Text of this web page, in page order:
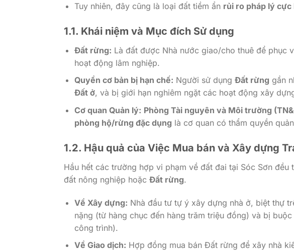
Tuy nhiên, đây cũng là loại đất tiềm ẩn rủi ro pháp lý cực
1.1. Khái niệm và Mục đích Sử dụng
Đất rừng: Là đất được Nhà nước giao/cho thuê để phục
hoạt động lâm nghiệp.
Quyền cơ bản bị hạn chế: Người sử dụng Đất rừng gần
Đất ở, và bị giới hạn nghiêm ngặt các hoạt động xây
Cơ quan Quản lý: Phòng Tài nguyên và Môi trường
phòng hộ/rừng đặc dụng là cơ quan có thẩm quyền
1.2. Hậu quả của Việc Mua bán và Xây dựng
Hầu hết các trường hợp vi phạm về đất đai tại Sóc Sơn đều
đất nông nghiệp hoặc Đất rừng.
Về Xây dựng: Nhà đầu tư tự ý xây dựng nhà ở, biệt thự
nặng (từ hàng chục đến hàng trăm triệu đồng) và bị buộc
công trình).
Về Giao dịch: Hợp đồng mua bán Đất rừng để xây nhà